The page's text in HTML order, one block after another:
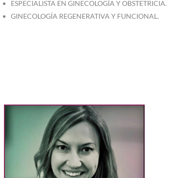
ESPECIALISTA EN GINECOLOGÍA Y OBSTETRICIA.
GINECOLOGÍA REGENERATIVA Y FUNCIONAL.